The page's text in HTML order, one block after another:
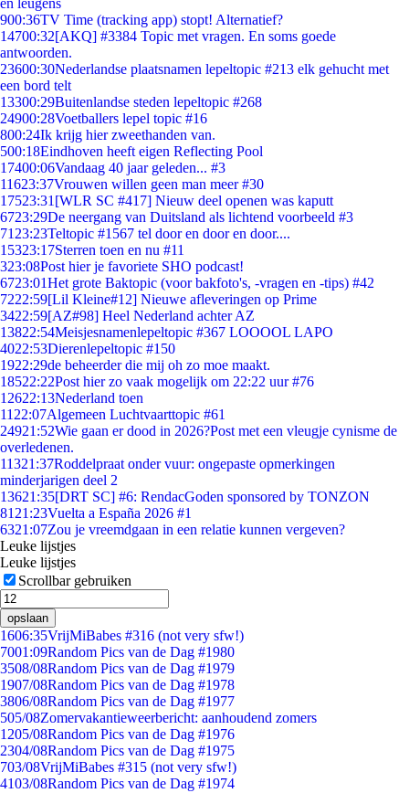
en leugens
900:36TV Time (tracking app) stopt! Alternatief?
14700:32[AKQ] #3384 Topic met vragen. En soms goede
antwoorden.
23600:30Nederlandse plaatsnamen lepeltopic #213 elk gehucht met
een bord telt
13300:29Buitenlandse steden lepeltopic #268
24900:28Voetballers lepel topic #16
800:24Ik krijg hier zweethanden van.
500:18Eindhoven heeft eigen Reflecting Pool
17400:06Vandaag 40 jaar geleden... #3
11623:37Vrouwen willen geen man meer #30
17523:31 [WLR SC #417] Nieuw deel openen was kaputt
6723:29De neergang van Duitsland als lichtend voorbeeld #3
71 23:23Teltopic #1567 tel door en door en door....
15323:17Sterren toen en nu #11
323:08Post hier je favoriete SHO podcast!
6723:01Het grote Baktopic (voor bakfoto's, -vragen en -tips) #42
7222:59[Lil Kleine#12] Nieuwe afleveringen op Prime
3422:59[AZ#98] Heel Nederland achter AZ
13822:54Meisjesnamenlepeltopic #367 LOOOOL LAPO
4022:53Dierenlepeltopic #150
1922:29de beheerder die mij oh zo moe maakt.
18522:22Post hier zo vaak mogelijk om 22:22 uur #76
12622:13Nederland toen
11 22:07Algemeen Luchtvaarttopic #61
24921:52Wie gaan er dood in 2026?Post met een vleugje cynisme de
overledenen.
11321:37Roddelpraat onder vuur: ongepaste opmerkingen
minderjarigen deel 2
13621:35[DRT SC] #6: RendacGoden sponsored by TONZON
81 21:23Vuelta a España 2026 #1
6321:07Zou je vreemdgaan in een relatie kunnen vergeven?
Leuke lijstjes
Leuke lijstjes
Scrollbar gebruiken
opslaan
1606:35VrijMiBabes #316 (not very sfw!)
7001:09Random Pics van de Dag #1980
3508/08Random Pics van de Dag #1979
1907/08Random Pics van de Dag #1978
3806/08Random Pics van de Dag #1977
505/08Zomervakantieweerbericht: aanhoudend zomers
1205/08Random Pics van de Dag #1976
2304/08Random Pics van de Dag #1975
703/08VrijMiBabes #315 (not very sfw!)
4103/08Random Pics van de Dag #1974